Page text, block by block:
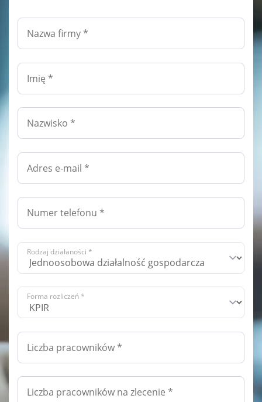
Rodzaj działaności *
Forma rozliczeń *